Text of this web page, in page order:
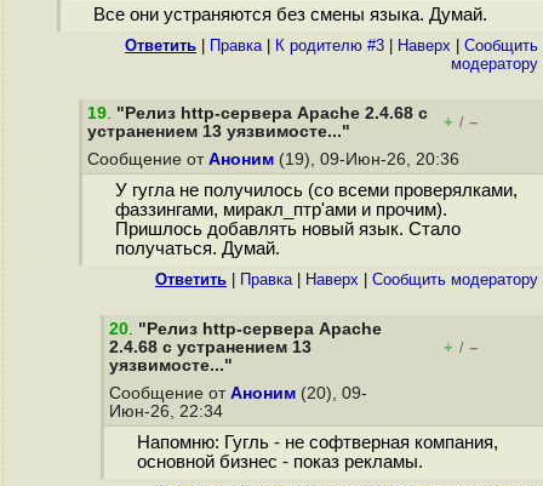
Все они устраняются без смены языка. Думай.
Ответить Правка| К родителю #3 Наверх
Cообщить
модератору
19. "Релиз http-сервера Apache 2.4.68 с
устранением 13 уязвимосте..."
+ / –
Сообщение от Аноним (19), 09-Июн-26, 20:36
У гугла не получилось (со всеми проверялками,
фаззингами, миракл_птр'ами и прочим).
Пришлось добавлять новый язык. Стало
получаться. Думай.
Ответить Правка| Наверх Cообщить модератору
20. "Релиз http-сервера Apache
2.4.68 с устранением 13
уязвимосте..."
+ / –
Сообщение от Аноним (20), 09-
Июн-26, 22:34
Напомню: Гугль - не софтверная компания,
основной бизнес - показ рекламы.